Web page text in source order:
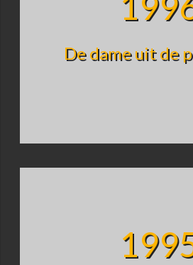
De dame uit de